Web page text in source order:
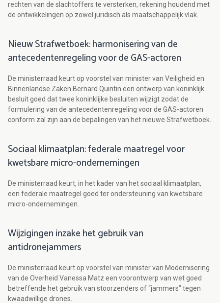
rechten van de slachtoffers te versterken, rekening houdend met
de ontwikkelingen op zowel juridisch als maatschappelijk vlak.
Nieuw Strafwetboek: harmonisering van de
antecedentenregeling voor de GAS-actoren
De ministerraad keurt op voorstel van minister van Veiligheid en
Binnenlandse Zaken Bernard Quintin een ontwerp van koninklijk
besluit goed dat twee koninklijke besluiten wijzigt zodat de
formulering van de antecedentenregeling voor de GAS-actoren
conform zal zijn aan de bepalingen van het nieuwe Strafwetboek.
Sociaal klimaatplan: federale maatregel voor
kwetsbare micro-ondernemingen
De ministerraad keurt, in het kader van het sociaal klimaatplan,
een federale maatregel goed ter ondersteuning van kwetsbare
micro-ondernemingen.
Wijzigingen inzake het gebruik van
antidronejammers
De ministerraad keurt op voorstel van minister van Modernisering
van de Overheid Vanessa Matz een voorontwerp van wet goed
betreffende het gebruik van stoorzenders of “jammers” tegen
kwaadwillige drones.